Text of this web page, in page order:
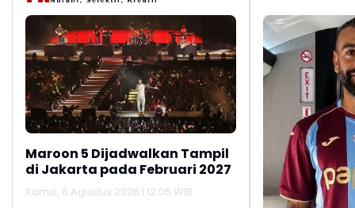
Maroon 5 Dijadwalkan Tampil
di Jakarta pada Februari 2027
Kamis, 6 Agustus 2026 | 12:05 WIB